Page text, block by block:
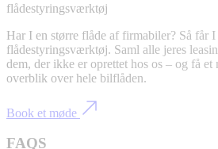
flådestyringsværktøj
Har I en større flåde af firmabiler? Så får
flådestyringsværktøj. Saml alle jeres
dem, der ikke er oprettet hos os – og få
overblik over hele bilflåden.
Book et møde
FAQS